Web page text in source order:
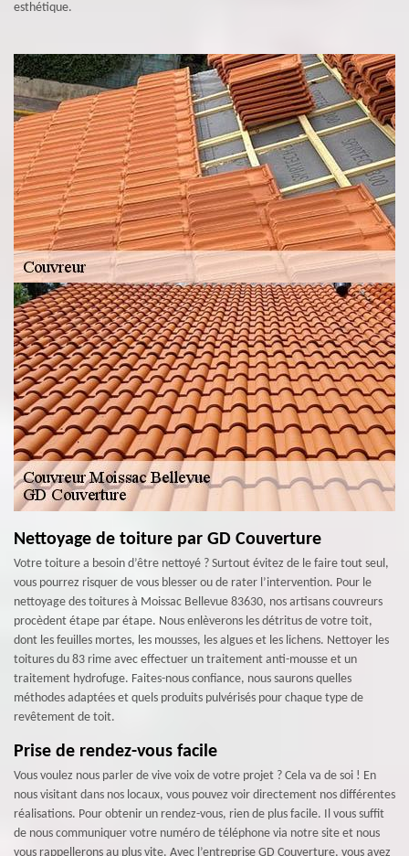
esthétique.
Nettoyage de toiture par GD Couverture
Votre toiture a besoin d’être nettoyé ? Surtout évitez de le faire tout seul,
vous pourrez risquer de vous blesser ou de rater l’intervention. Pour le
nettoyage des toitures à Moissac Bellevue 83630, nos artisans couvreurs
procèdent étape par étape. Nous enlèverons les détritus de votre toit,
dont les feuilles mortes, les mousses, les algues et les lichens. Nettoyer les
toitures du 83 rime avec effectuer un traitement anti-mousse et un
traitement hydrofuge. Faites-nous confiance, nous saurons quelles
méthodes adaptées et quels produits pulvérisés pour chaque type de
revêtement de toit.
Prise de rendez-vous facile
Vous voulez nous parler de vive voix de votre projet ? Cela va de soi ! En
nous visitant dans nos locaux, vous pouvez voir directement nos différentes
réalisations. Pour obtenir un rendez-vous, rien de plus facile. Il vous suffit
de nous communiquer votre numéro de téléphone via notre site et nous
vous rappellerons au plus vite. Avec l’entreprise GD Couverture, vous avez